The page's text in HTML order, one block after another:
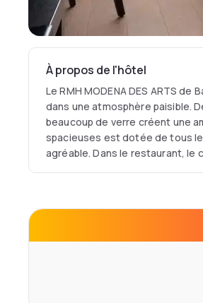
À propos de l'hôtel
Le RMH MODENA DES ARTS
dans une atmosphère paisible.
beaucoup de verre créent une
spacieuses est dotée de tous
agréable. Dans le restaurant, le